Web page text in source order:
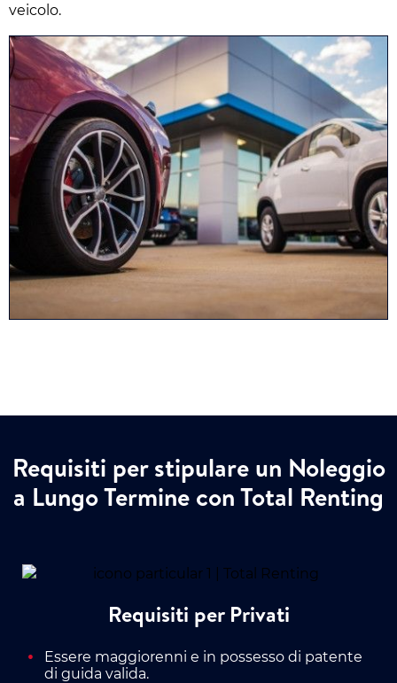
veicolo.
Requisiti per stipulare un Noleggio
a Lungo Termine con Total Renting
Requisiti per Privati
Essere maggiorenni e in possesso di patente
di guida valida.